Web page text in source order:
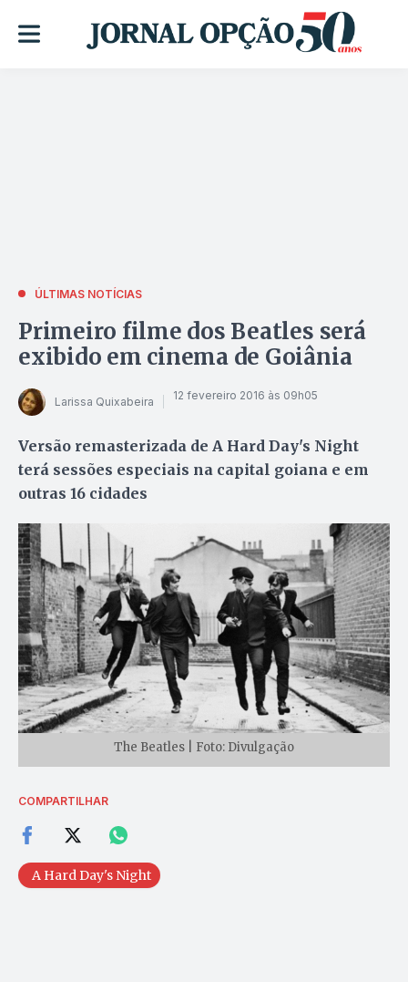
ÚLTIMAS NOTÍCIAS
Primeiro filme dos Beatles será
exibido em cinema de Goiânia
Larissa Quixabeira 12 fevereiro 2016 às 09h05
Versão remasterizada de A Hard Day's Night
terá sessões especiais na capital goiana e em
outras 16 cidades
The Beatles | Foto: Divulgação
COMPARTILHAR
A Hard Day's Night